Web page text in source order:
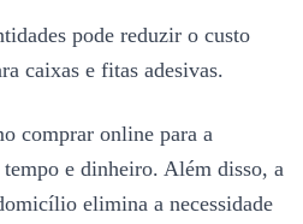
pode reduzir o custo
caixas e fitas adesivas.
comprar online para a
e dinheiro. Além disso, a
elimina a necessidade